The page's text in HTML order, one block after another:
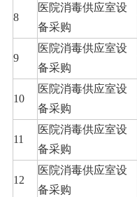
8
医院消毒供应室设
备采购
9
医院消毒供应室设
备采购
10
医院消毒供应室设
备采购
11
医院消毒供应室设
备采购
12
医院消毒供应室设
备采购